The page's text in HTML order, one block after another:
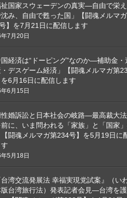
祉国家スウェーデンの真実―自由で栄
み、自由で甦った国」【闘魂メルマ
】を7月21日に配信します
7月20日
国経済は“ドーピング”なのか―補助金・
デスゲーム経済」【闘魂メルマガ第
6月16日に配信します
6月15日
性婚訴訟と日本社会の岐路―最高裁大
前に、いま問われる「家族」と「国家
闘魂メルマガ第234号】を5月19日に
5月18日
台湾交流発展法 幸福実現党試案』（い
版台湾旅行法）発表記者会見―台湾を